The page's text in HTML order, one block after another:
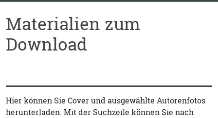
Materialien zum
Download
Hier können Sie Cover und ausgewählte Autorenfotos
herunterladen. Mit der Suchzeile können Sie nach